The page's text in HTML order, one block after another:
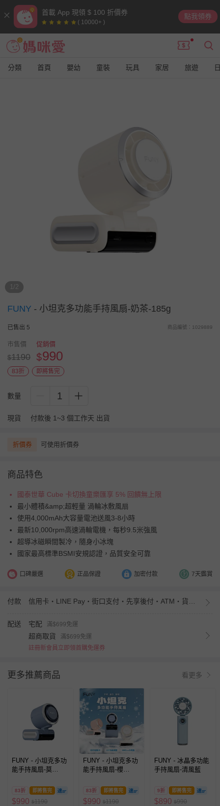
首載 App 現領 $ 100 折價券
( 10000+ )
點我領券
分類 首頁 嬰幼 童裝 玩具 家居 旅遊
1/2
FUNY - 小坦克多功能手持風扇-奶茶-185g
已售出 5 商品編號：1029889
市售價
$1190
促銷價
$990
83折 即將售完
數量 1
現貨 付款後 1~3 個工作天 出貨
折價券 可使用折價券
商品特色
國泰世華 Cube 卡切換童樂匯享 5% 回饋無上限
最小體積&amp;超輕量 渦輪冰敷風扇
使用4,000mAh大容量電池送風3-8小時
最新10,000rpm高速渦輪電機，每秒9.5米強風
超導冰磁瞬間製冷，隨身小冰塊
國家最高標準BSMI安規認證，品質安全可靠
口碑嚴選 正品保證 加密付款 7天鑑賞
付款
配送 宅配 滿$699免運
超商取貨
滿$699免運
註冊新會員立即領首購免運券
更多推薦商品 看更多
FUNY - 小坦克多功
能手持風扇-莫
83折 即將售完
$990 $1190
FUNY - 小坦克多功
能手持風扇-櫻
83折 即將售完
$990 $1190
FUNY - 冰晶多功能
手持風扇-清風藍
9折 即將售完
$890 $990